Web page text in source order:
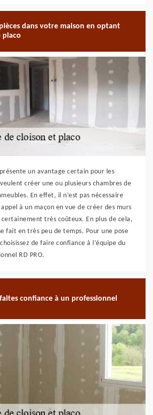
dans votre maison en optant
placo
un avantage certain pour les
créer une ou plusieurs chambres de
En effet, il n’est pas nécessaire
à un maçon en vue de créer des murs
très coûteux. En plus de cela,
fait en très peu de temps. Pour une pose
de faire confiance à l’équipe du
RD PRO.
confiance à un professionnel